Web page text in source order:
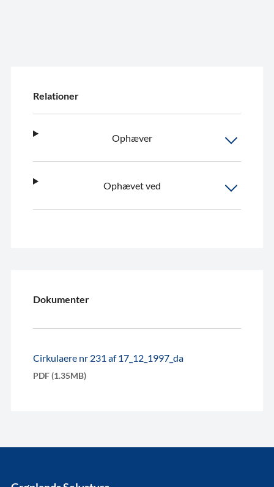
Relationer
Ophæver
Ophævet ved
Dokumenter
Cirkulaere nr 231 af 17_12_1997_da
PDF (1.35MB)